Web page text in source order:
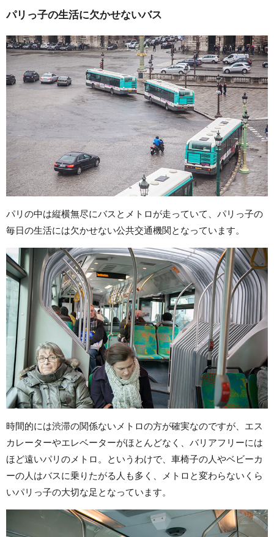
パリっ子の生活に欠かせないバス
パリの中は縦横無尽にバスとメトロが走っていて、パリっ子の
毎日の生活には欠かせない公共交通機関となっています。
時間的には渋滞の関係ないメトロの方が確実なのですが、エス
カレーターやエレベーターがほとんどなく、バリアフリーには
ほど遠いパリのメトロ。というわけで、車椅子の人やベビーカ
ーの人はバスに乗りたがる人も多く、メトロと変わらないくら
いパリっ子の大切な足となっています。